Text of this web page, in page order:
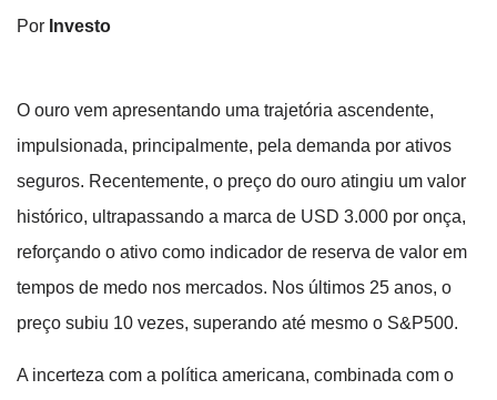
Por Investo
O ouro vem apresentando uma trajetória ascendente,
impulsionada, principalmente, pela demanda por ativos
seguros. Recentemente, o preço do ouro atingiu um valor
histórico, ultrapassando a marca de USD 3.000 por onça,
reforçando o ativo como indicador de reserva de valor em
tempos de medo nos mercados. Nos últimos 25 anos, o
preço subiu 10 vezes, superando até mesmo o S&P500.
A incerteza com a política americana, combinada com o